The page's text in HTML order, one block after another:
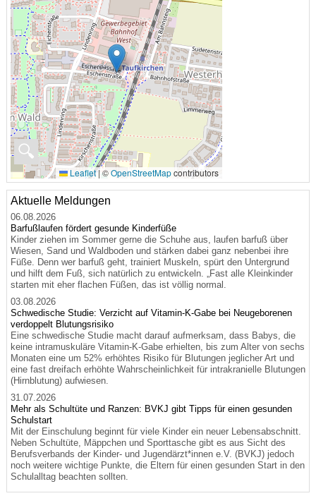
🔍
Leaflet|©OpenStreetMapcontributors
Aktuelle Meldungen
06.08.2026
Barfußlaufen fördert gesunde Kinderfüße
Kinder ziehen im Sommer gerne die Schuhe aus, laufen barfuß über
Wiesen, Sand und Waldboden und stärken dabei ganz nebenbei ihre
Füße. Denn wer barfuß geht, trainiert Muskeln, spürt den Untergrund
und hilft dem Fuß, sich natürlich zu entwickeln. „Fast alle Kleinkinder
starten mit eher flachen Füßen, das ist völlig normal.
03.08.2026
Schwedische Studie: Verzicht auf Vitamin-K-Gabe bei Neugeborenen
verdoppelt Blutungsrisiko
Eine schwedische Studie macht darauf aufmerksam, dass Babys, die
keine intramuskuläre Vitamin-K-Gabe erhielten, bis zum Alter von sechs
Monaten eine um 52% erhöhtes Risiko für Blutungen jeglicher Art und
eine fast dreifach erhöhte Wahrscheinlichkeit für intrakranielle Blutungen
(Hirnblutung) aufwiesen.
31.07.2026
Mehr als Schultüte und Ranzen: BVKJ gibt Tipps für einen gesunden
Schulstart
Mit der Einschulung beginnt für viele Kinder ein neuer Lebensabschnitt.
Neben Schultüte, Mäppchen und Sporttasche gibt es aus Sicht des
Berufsverbands der Kinder- und Jugendärzt*innen e.V. (BVKJ) jedoch
noch weitere wichtige Punkte, die Eltern für einen gesunden Start in den
Schulalltag beachten sollten.